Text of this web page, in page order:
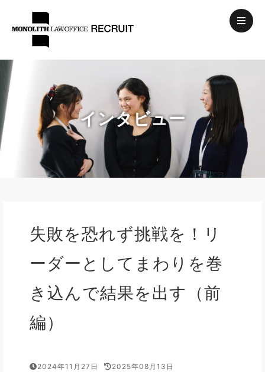
インタビュー
失敗を恐れず挑戦を！リ
ーダーとしてまわりを巻
き込んで結果を出す（前
編）
2024年11月27日
2025年08月13日